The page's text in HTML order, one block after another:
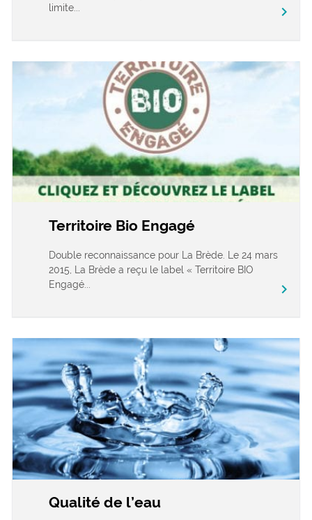
limite...
chevron_right
Territoire Bio Engagé
Double reconnaissance pour La Brède. Le 24 mars
2015, La Brède a reçu le label « Territoire BIO
Engagé...
chevron_right
Qualité de l’eau